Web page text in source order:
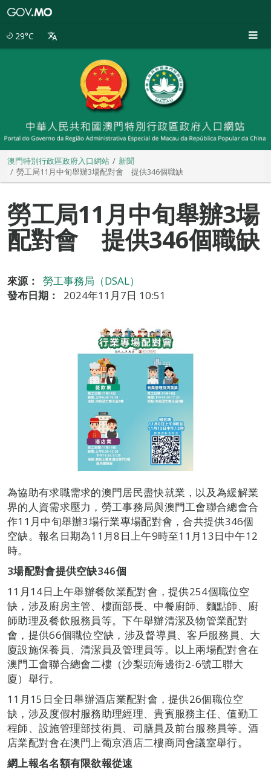
29°C
澳門特別行政區政府入口網站
新聞
勞工局11月中旬舉辦3場配對會 提供346個職缺
勞工局11月中旬舉辦3場
配對會 提供346個職缺
來源：
勞工事務局（DSAL）
發布日期：
2024年11月7日 10:51
為協助有求職需求的澳門居民盡快就業，以及為緩解業
界的人資需求壓力，勞工事務局與澳門工會聯合總會合
作11月中旬舉辦3場行業專場配對會，合共提供346個
空缺。報名日期為11月8日上午9時至11月13日中午12
時。
3場配對會提供空缺346個
11月14日上午舉辦餐飲業配對會，提供254個職位空
缺，涉及廚房主管、樓面部長、中餐廚師、麵點師、廚
師助理及餐飲服務員等。下午舉辦清潔及物管業配對
會，提供66個職位空缺，涉及督導員、客戶服務員、大
廈設施保養員、清潔員及管理員等。以上兩場配對會在
澳門工會聯合總會二樓（沙梨頭海邊街2-6號工聯大
廈）舉行。
11月15日全日舉辦酒店業配對會，提供26個職位空
缺，涉及度假村服務助理經理、貴賓服務主任、值勤工
程師、設施管理部技術員、司膳員及前台服務員等。酒
店業配對會在澳門上葡京酒店二樓商周會議室舉行。
網上報名名額有限欲報從速